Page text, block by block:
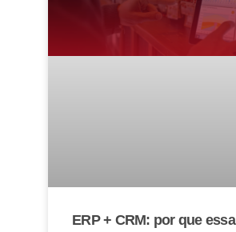
ERP + CRM: por que essa